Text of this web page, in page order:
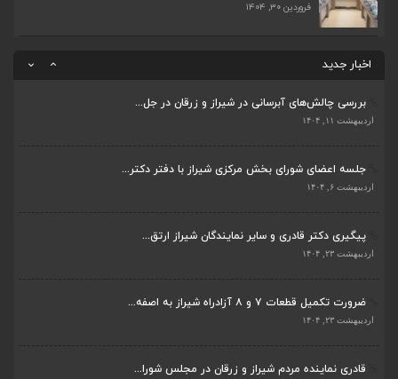
فروردین ۳۰, ۱۴۰۴
اخبار جدید
قادری نماینده مردم شیراز و زرقان در مجلس شورا...
اردیبهشت ۲۲, ۱۴۰۴
بررسی چالش‌های آبرسانی در شیراز و زرقان در جل...
اردیبهشت ۲۳, ۱۴۰۴
اردیبهشت ۲۲, ۱۴۰۴
ضرورت تکمیل قطعات ۷ و ۸ آزادراه شیراز به اصفه...
اردیبهشت ۲۳, ۱۴۰۴
قادری نماینده مردم شیراز و زرقان در مجلس شورا...
اردیبهشت ۲۲, ۱۴۰۴
بررسی چالش‌های آبرسانی در شیراز و زرقان در جل...
اردیبهشت ۱۱, ۱۴۰۴
جلسه اعضای شورای بخش مرکزی شیراز با دفتر دکتر...
اردیبهشت ۶, ۱۴۰۴
پیگیری دکتر قادری و سایر نمایندگان شیراز ارتق...